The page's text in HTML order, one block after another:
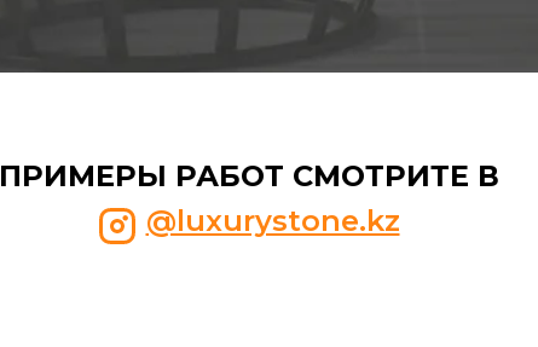
ПРИМЕРЫ РАБОТ СМОТРИТЕ В
@luxurystone.kz